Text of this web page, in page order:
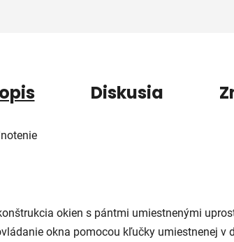
Diskusia
okien s pántmi umiestnenými
okna pomocou kľučky umiestnenej v